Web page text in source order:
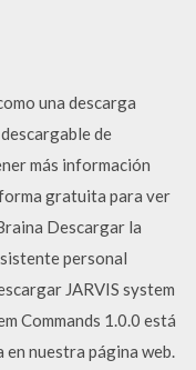
una descarga
de
más información
gratuita para ver
Descargar la
personal
JARVIS system
Commands 1.0.0 está
nuestra página web.